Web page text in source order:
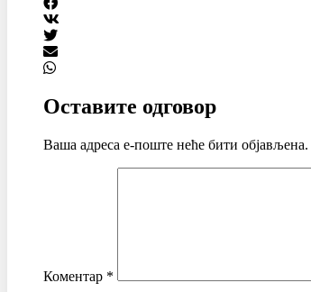
Оставите одговор
Ваша адреса е-поште неће бити објављена.
Коментар *